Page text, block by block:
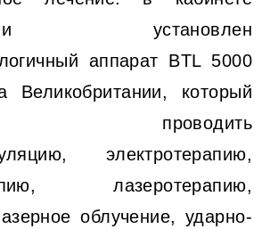
установлен
аппарат BTL 5000
Великобритании, который
проводить
электротерапию,
лазеротерапию,
облучение, ударно-